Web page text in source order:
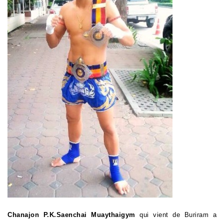
Chanajon P.K.Saenchai Muaythaigym qui
vient de Buriram a